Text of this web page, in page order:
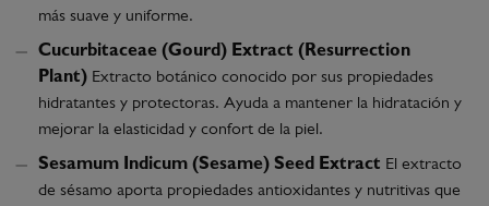
más suave y uniforme.
Cucurbitaceae (Gourd) Extract (Resurrection
Plant) Extracto botánico conocido por sus propiedades
hidratantes y protectoras. Ayuda a mantener la hidratación y
mejorar la elasticidad y confort de la piel.
Sesamum Indicum (Sesame) Seed Extract El extracto
de sésamo aporta propiedades antioxidantes y nutritivas que